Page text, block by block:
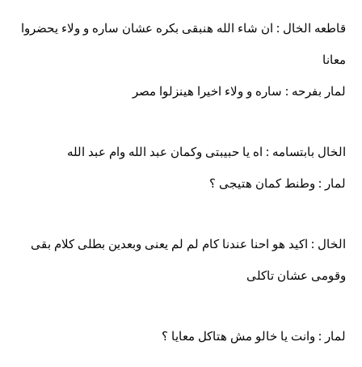
قاطعه الخال : ان شاء الله هنبقى بكره عشان ساره و ولاء يحضروا
معانا
لمار بفرحه : ساره و ولاء اخيرا هينزلوا مصر
الخال بابتسامه : اه يا حبيبتى وكمان عبد الله وام عبد الله
لمار : وطنط كمان هتيجى ؟
الخال : اكيد هو احنا عندنا كام لم لم يعنى وبعدين بطلى كلام بقى
وقومى عشان تاكلى
لمار : وانت يا خالو مش هتاكل معايا ؟